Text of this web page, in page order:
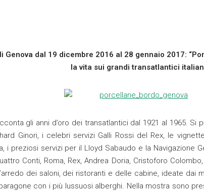
Genova dal 19 dicembre 2016 al 28 gennaio 2017:
la vita sui grandi transatlantici
gli anni d’oro dei transatlantici dal 1921 al 1965. Si
Ginori, i celebri servizi Galli Rossi del Rex, le
i preziosi servizi per il Lloyd Sabaudo e la Navigazione
Conti, Roma, Rex, Andrea Doria, Cristoforo
dei saloni, dei ristoranti e delle cabine, ideate dai
con i più lussuosi alberghi. Nella mostra sono